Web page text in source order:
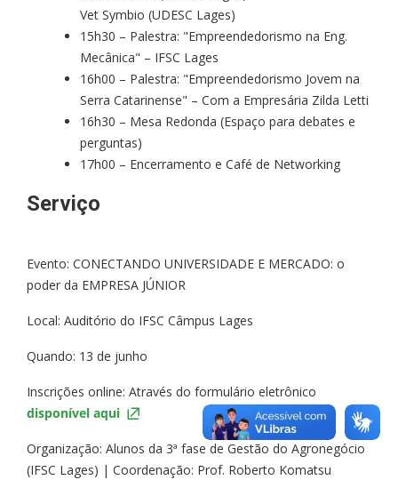
Vet Symbio (UDESC Lages)
15h30 – Palestra: "Empreendedorismo na Eng.
Mecânica" – IFSC Lages
16h00 – Palestra: "Empreendedorismo Jovem na
Serra Catarinense" – Com a Empresária Zilda Letti
16h30 – Mesa Redonda (Espaço para debates e
perguntas)
17h00 – Encerramento e Café de Networking
Serviço
Evento: CONECTANDO UNIVERSIDADE E MERCADO: o
poder da EMPRESA JÚNIOR
Local: Auditório do IFSC Câmpus Lages
Quando: 13 de junho
Inscrições online: Através do formulário eletrônico
disponível aqui
Organização: Alunos da 3ª fase de Gestão do Agronegócio
(IFSC Lages) | Coordenação: Prof. Roberto Komatsu